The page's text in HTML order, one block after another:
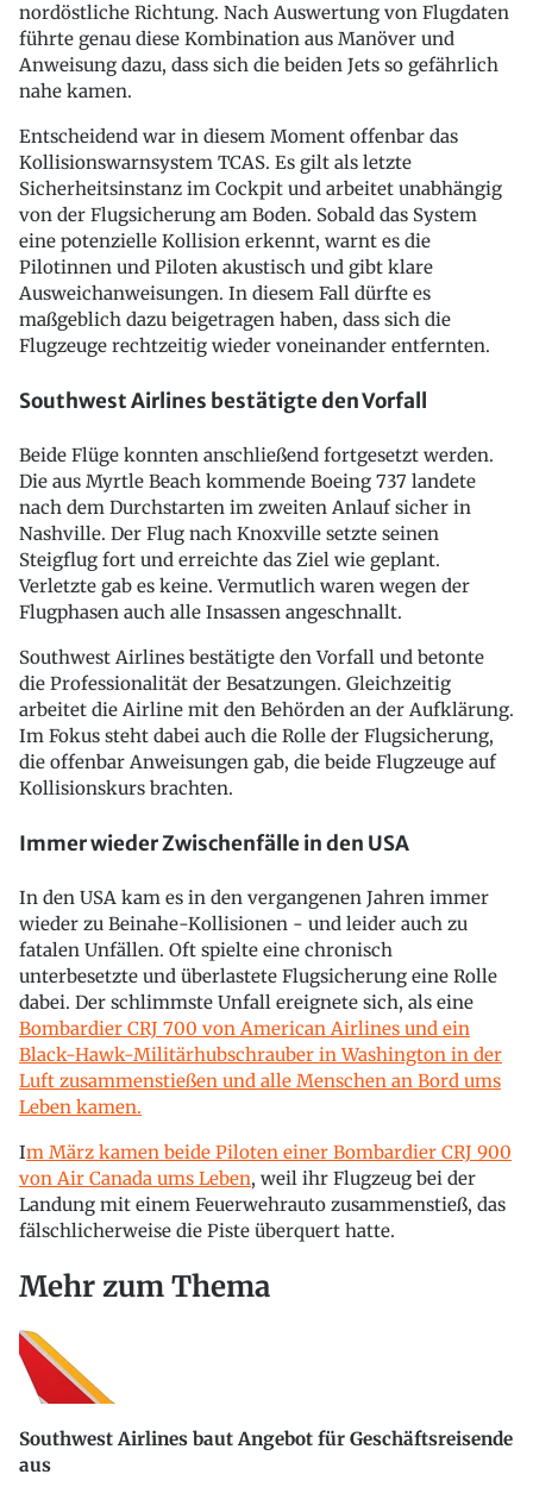
nordöstliche Richtung. Nach Auswertung von Flugdaten
führte genau diese Kombination aus Manöver und
Anweisung dazu, dass sich die beiden Jets so gefährlich
nahe kamen.
Entscheidend war in diesem Moment offenbar das
Kollisionswarnsystem TCAS. Es gilt als letzte
Sicherheitsinstanz im Cockpit und arbeitet unabhängig
von der Flugsicherung am Boden. Sobald das System
eine potenzielle Kollision erkennt, warnt es die
Pilotinnen und Piloten akustisch und gibt klare
Ausweichanweisungen. In diesem Fall dürfte es
maßgeblich dazu beigetragen haben, dass sich die
Flugzeuge rechtzeitig wieder voneinander entfernten.
Southwest Airlines bestätigte den Vorfall
Beide Flüge konnten anschließend fortgesetzt werden.
Die aus Myrtle Beach kommende Boeing 737 landete
nach dem Durchstarten im zweiten Anlauf sicher in
Nashville. Der Flug nach Knoxville setzte seinen
Steigflug fort und erreichte das Ziel wie geplant.
Verletzte gab es keine. Vermutlich waren wegen der
Flugphasen auch alle Insassen angeschnallt.
Southwest Airlines bestätigte den Vorfall und betonte
die Professionalität der Besatzungen. Gleichzeitig
arbeitet die Airline mit den Behörden an der Aufklärung.
Im Fokus steht dabei auch die Rolle der Flugsicherung,
die offenbar Anweisungen gab, die beide Flugzeuge auf
Kollisionskurs brachten.
Immer wieder Zwischenfälle in den USA
In den USA kam es in den vergangenen Jahren immer
wieder zu Beinahe-Kollisionen - und leider auch zu
fatalen Unfällen. Oft spielte eine chronisch
unterbesetzte und überlastete Flugsicherung eine Rolle
dabei. Der schlimmste Unfall ereignete sich, als eine
Bombardier CRJ 700 von American Airlines und ein
Black-Hawk-Militärhubschrauber in Washington in der
Luft zusammenstießen und alle Menschen an Bord ums
Leben kamen.
Im März kamen beide Piloten einer Bombardier CRJ 900
von Air Canada ums Leben, weil ihr Flugzeug bei der
Landung mit einem Feuerwehrauto zusammenstieß, das
fälschlicherweise die Piste überquert hatte.
Mehr zum Thema
Southwest Airlines baut Angebot für Geschäftsreisende
aus